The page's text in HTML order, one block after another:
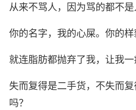
从来不骂人，因为骂的都不是
你的名字，我的心屎。你的样
就连脂肪都抛弃了我，让我一
失而复得是二手货，不失而
吗？